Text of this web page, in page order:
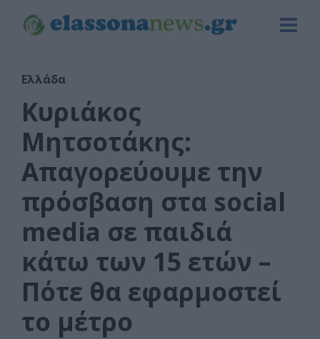
Ελλάδα
Κυριάκος
Μητσοτάκης:
Απαγορεύουμε την
πρόσβαση στα social
media σε παιδιά
κάτω των 15 ετών –
Πότε θα εφαρμοστεί
το μέτρο